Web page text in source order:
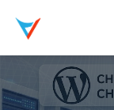
qua
nội